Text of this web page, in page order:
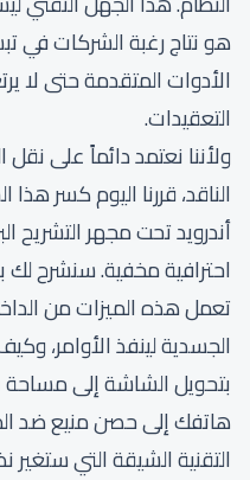
هو نتاج رغبة الشركات في
الأدوات المتقدمة حتى لا
التعقيدات.
ولأننا نعتمد دائماً على
الناقد، قررنا اليوم كسر
أندرويد تحت مجهر التشريح
احترافية مخفية. سنشرح
تعمل هذه الميزات من
الجسدية لينفذ الأوامر،
بتحويل الشاشة إلى
هاتفك إلى حصن منيع ضد
التقنية الشيقة التي ستغير